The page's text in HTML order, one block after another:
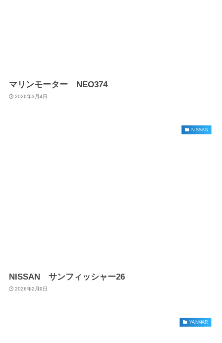
マリンモーター NEO374
2026年3月4日
NISSAN
NISSAN サンフィッシャー26
2026年2月9日
YANMAR